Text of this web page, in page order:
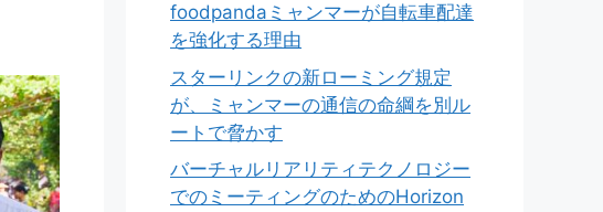
foodpandaミャンマーが自転車配達
を強化する理由
スターリンクの新ローミング規定
が、ミャンマーの通信の命綱を別ル
ートで脅かす
バーチャルリアリティテクノロジー
でのミーティングのためのHorizon